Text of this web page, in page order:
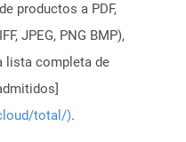
productos a PDF,
JPEG, PNG BMP),
lista completa de
total/).